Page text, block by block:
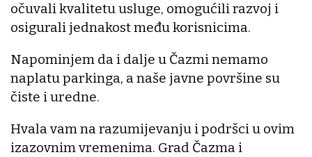
očuvali kvalitetu usluge, omogućili razvoj i
osigurali jednakost među korisnicima.
Napominjem da i dalje u Čazmi nemamo
naplatu parkinga, a naše javne površine su
čiste i uredne.
Hvala vam na razumijevanju i podršci u ovim
izazovnim vremenima. Grad Čazma i